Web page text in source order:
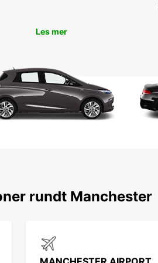
Les mer
rundt Manchester